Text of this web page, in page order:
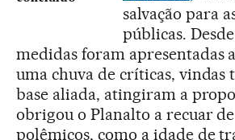
salvação para
públicas.
medidas foram apresentadas
uma chuva de críticas, vindas
base aliada, atingiram a
obrigou o Planalto a recuar
polêmicos, como a idade de